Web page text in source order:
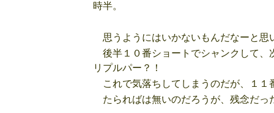
時半。
思うようにはいかないもんだなーと
後半１０番ショートでシャンクして
リプルパー？！
これで気落ちしてしまうのだが、１１
たらればは無いのだろうが、残念だっ